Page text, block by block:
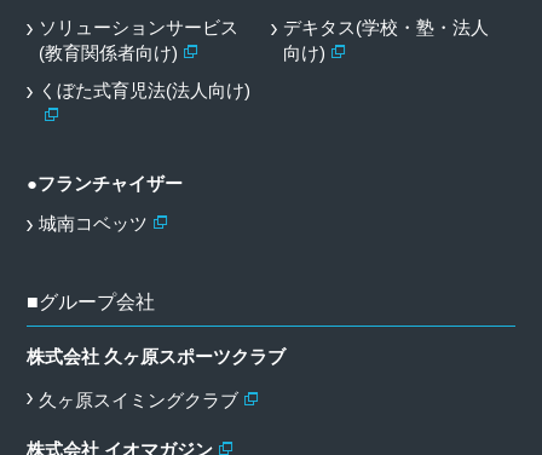
ソリューションサービス
(教育関係者向け)
デキタス(学校・塾・法人
向け)
くぼた式育児法(法人向け)
●フランチャイザー
城南コベッツ
■グループ会社
株式会社 久ヶ原スポーツクラブ
久ヶ原スイミングクラブ
株式会社 イオマガジン